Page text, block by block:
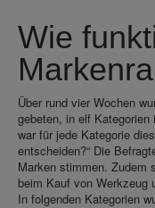
Wie
Über rund vier Wochen
gebeten, in elf
war für jede Kategorie
entscheiden?“ Die
Marken stimmen. Zudem
beim Kauf von Werkzeug
In folgenden Kategorien